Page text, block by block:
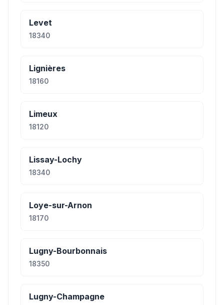
Levet
18340
Lignières
18160
Limeux
18120
Lissay-Lochy
18340
Loye-sur-Arnon
18170
Lugny-Bourbonnais
18350
Lugny-Champagne